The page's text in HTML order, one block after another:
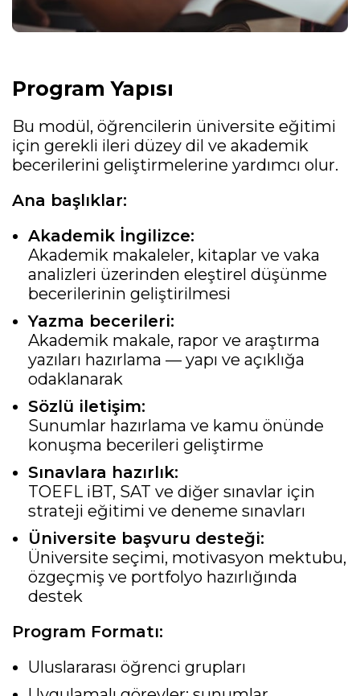
Program Yapısı
Bu modül, öğrencilerin üniversite eğitimi
için gerekli ileri düzey dil ve akademik
becerilerini geliştirmelerine yardımcı olur.
Ana başlıklar:
Akademik İngilizce:
Akademik makaleler, kitaplar ve vaka
analizleri üzerinden eleştirel düşünme
becerilerinin geliştirilmesi
Yazma becerileri:
Akademik makale, rapor ve araştırma
yazıları hazırlama — yapı ve açıklığa
odaklanarak
Sözlü iletişim:
Sunumlar hazırlama ve kamu önünde
konuşma becerileri geliştirme
Sınavlara hazırlık:
TOEFL iBT, SAT ve diğer sınavlar için
strateji eğitimi ve deneme sınavları
Üniversite başvuru desteği:
Üniversite seçimi, motivasyon mektubu,
özgeçmiş ve portfolyo hazırlığında
destek
Program Formatı:
Uluslararası öğrenci grupları